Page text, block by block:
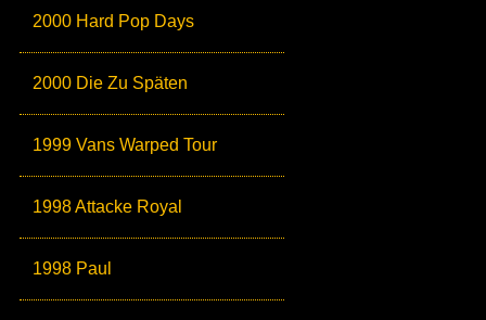
2000 Hard Pop Days
2000 Die Zu Späten
1999 Vans Warped Tour
1998 Attacke Royal
1998 Paul